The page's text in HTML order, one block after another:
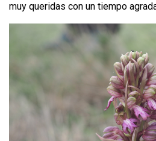
muy queridas con un tiempo